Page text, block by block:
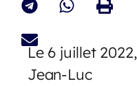
Le 6 juillet 2022,
Jean-Luc